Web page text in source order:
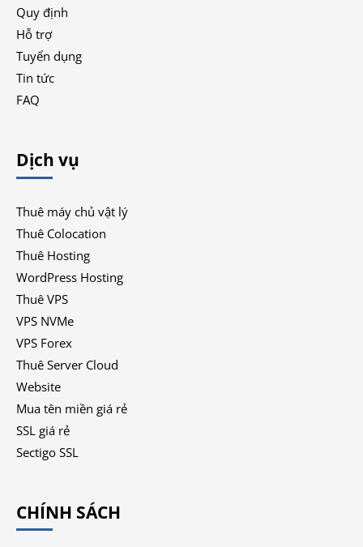
Quy định
Hỗ trợ
Tuyển dụng
Tin tức
FAQ
Dịch vụ
Thuê máy chủ vật lý
Thuê Colocation
Thuê Hosting
WordPress Hosting
Thuê VPS
VPS NVMe
VPS Forex
Thuê Server Cloud
Website
Mua tên miền giá rẻ
SSL giá rẻ
Sectigo SSL
CHÍNH SÁCH